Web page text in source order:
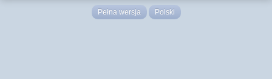
Pełna wersja Polski